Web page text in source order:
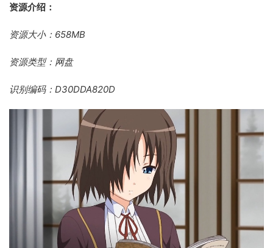
资源介绍：
资源大小：658MB
资源类型：网盘
识别编码：D30DDA820D